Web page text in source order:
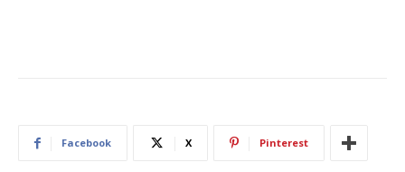
Facebook X Pinterest